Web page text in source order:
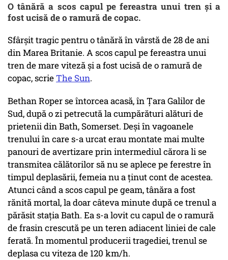
O tânără a scos capul pe fereastra unui tren și a
fost ucisă de o ramură de copac.
Sfârșit tragic pentru o tânără în vârstă de 28 de ani
din Marea Britanie. A scos capul pe fereastra unui
tren de mare viteză și a fost ucisă de o ramură de
copac, scrieThe Sun.
Bethan Roper se întorcea acasă, în Țara Galilor de
Sud, după o zi petrecută la cumpărături alături de
prietenii din Bath, Somerset. Deși în vagoanele
trenului în care s-a urcat erau montate mai multe
panouri de avertizare prin intermediul cărora li se
transmitea călătorilor să nu se aplece pe ferestre în
timpul deplasării, femeia nu a ținut cont de acestea.
Atunci când a scos capul pe geam, tânăra a fost
rănită mortal, la doar câteva minute după ce trenul a
părăsit staţia Bath. Ea s-a lovit cu capul de o ramură
de frasin crescută pe un teren adiacent liniei de cale
ferată. În momentul producerii tragediei, trenul se
deplasa cu viteza de 120 km/h.